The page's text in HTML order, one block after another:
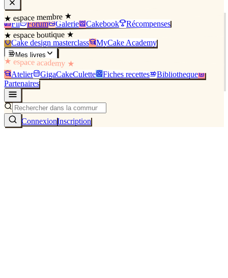
★ espace membre ★
Fil Forum Galerie Cakebook Récompenses
★ espace boutique ★
Cake design masterclass MyCake Academy
Mes livres
★ espace academy ★
Atelier GigaCakeCulette Fiches recettes
Bibliothèque
Partenaires
ConnexionInscription